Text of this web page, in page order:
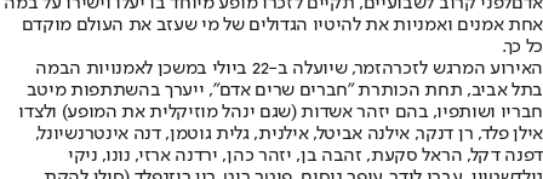
אחת אמנים ואמניות את להיטיו הגדולים של מי שעזב את העולם מוקדם
כל כך.
האירוע המרגש לזכרהזמר
, שיועלה ב-22 ביולי במשכן לאמנויות הבמה
בתל אביב, תחת הכותרת "חברים שרים אדם", ייערך בהשתתפות מיטב
חבריו ושותפיו, בהם יזהר אשדות (שגם ינהל מוזיקלית את המופע) ולצדו
אילן פלד, רן דנקר, אילנה אביטל, אילנית, גלית גוטמן, דנה אינטרנשיונל,
דפנה דקל, הראל סקעת, זהבה בן, יזהר כהן, ירדנה ארזי, נונו, ניקי